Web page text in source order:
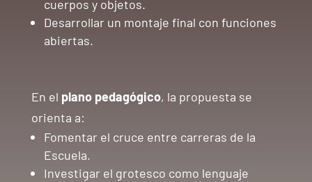
cuerpos y objetos.
Desarrollar un montaje final con funciones
abiertas.
En el plano pedagógico, la propuesta se
orienta a:
Fomentar el cruce entre carreras de la
Escuela.
Investigar el grotesco como lenguaje